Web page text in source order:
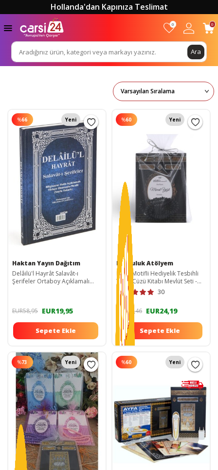
Hollanda'dan Kapınıza Teslimat
Ara
0 0
%66 Yeni
Haktan Yayın Dağıtım
Delâilü'l Hayrât Salavât-ı
Şerifeler Ortaboy Açıklamalı
EUR58,95 EUR19,95
Sepete Ekle
%60 Yeni
Mutluluk Atölyem
Kabe Motifli Hediyelik Tesbihli
Yasin Cüzü Kitabı Mevlüt Seti -
10’lu Paket EYS1-6
30
EUR60,46 EUR24,19
Sepete Ekle
%73 Yeni %60 Yeni